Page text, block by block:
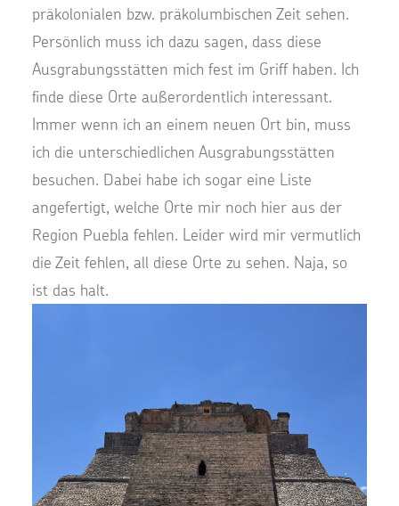
präkolonialen bzw. präkolumbischen Zeit sehen.
Persönlich muss ich dazu sagen, dass diese
Ausgrabungsstätten mich fest im Griff haben. Ich
finde diese Orte außerordentlich interessant.
Immer wenn ich an einem neuen Ort bin, muss
ich die unterschiedlichen Ausgrabungsstätten
besuchen. Dabei habe ich sogar eine Liste
angefertigt, welche Orte mir noch hier aus der
Region Puebla fehlen. Leider wird mir vermutlich
die Zeit fehlen, all diese Orte zu sehen. Naja, so
ist das halt.